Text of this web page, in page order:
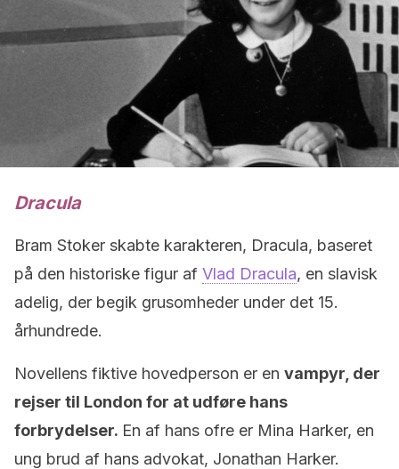
Dracula
Bram Stoker skabte karakteren, Dracula, baseret
på den historiske figur af Vlad Dracula, en slavisk
adelig, der begik grusomheder under det 15.
århundrede.
Novellens fiktive hovedperson er en vampyr, der
rejser til London for at udføre hans
forbrydelser. En af hans ofre er Mina Harker, en
ung brud af hans advokat, Jonathan Harker.